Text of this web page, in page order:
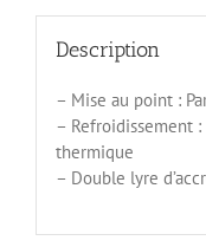
Description
– Mise au point :
– Refroidissement
thermique
– Double lyre